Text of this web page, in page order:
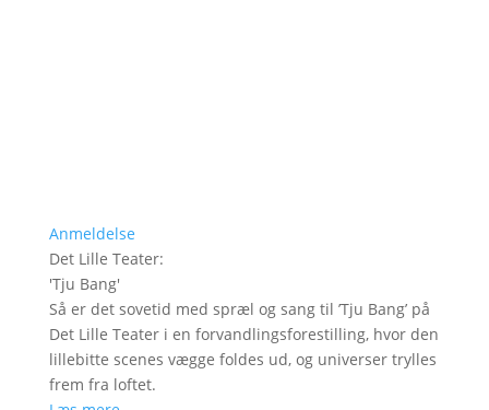
Anmeldelse
Det Lille Teater:
'Tju Bang'
Så er det sovetid med spræl og sang til ’Tju Bang’ på
Det Lille Teater i en forvandlingsforestilling, hvor den
lillebitte scenes vægge foldes ud, og universer trylles
frem fra loftet.